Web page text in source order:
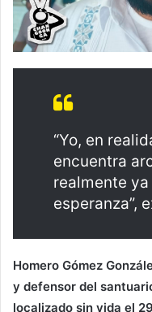
“Yo, en
encuentra
realmente
esperanza”,
Homero Gómez
y defensor del
localizado sin vida el